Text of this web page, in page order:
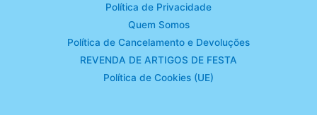
Política de Privacidade
Quem Somos
Política de Cancelamento e Devoluções
REVENDA DE ARTIGOS DE FESTA
Política de Cookies (UE)